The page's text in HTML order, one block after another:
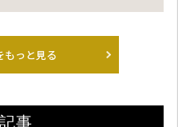
いている感じが有るので自己流
たですね！笑
をやっていたのですが、その時は
した。
っとですが、身体が一回り大き
もっと見る
事